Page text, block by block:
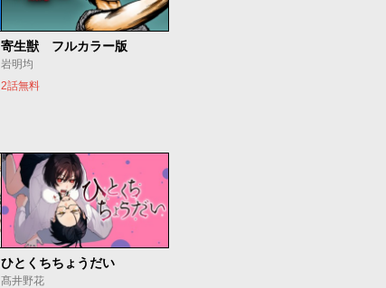
寄生獣 フルカラー版
岩明均
2話無料
ひとくちちょうだい
髙井野花